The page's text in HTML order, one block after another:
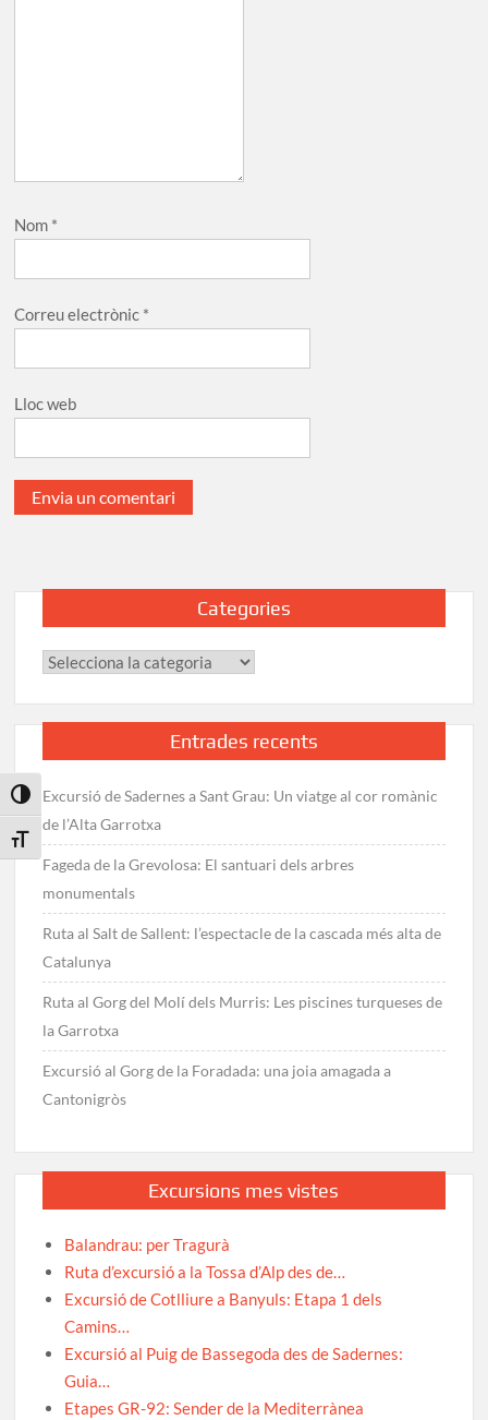
Toggle High Contrast
Toggle Font size
Nom *
Correu electrònic *
Lloc web
Categories
Categories
Entrades recents
Excursió de Sadernes a Sant Grau: Un viatge al cor romànic
de l’Alta Garrotxa
Fageda de la Grevolosa: El santuari dels arbres
monumentals
Ruta al Salt de Sallent: l’espectacle de la cascada més alta de
Catalunya
Ruta al Gorg del Molí dels Murris: Les piscines turqueses de
la Garrotxa
Excursió al Gorg de la Foradada: una joia amagada a
Cantonigròs
Excursions mes vistes
Balandrau: per Tragurà
Ruta d’excursió a la Tossa d’Alp des de…
Excursió de Cotlliure a Banyuls: Etapa 1 dels
Camins…
Excursió al Puig de Bassegoda des de Sadernes:
Guia…
Etapes GR-92: Sender de la Mediterrànea